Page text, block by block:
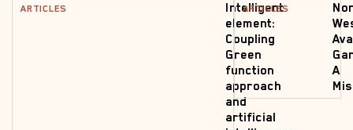
ARTICLES
Intelligent
element:
Coupling
Green
function
approach
and
artificial
ARTICLES
A